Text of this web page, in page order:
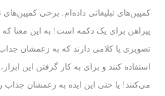
کمپین‌های تبلیغاتی داده‌ام. برخی کمپین‌های
پیراهن برای یک دکمه است! به این معنا که
تصویری یا کلامی دارند که به زعمشان
استفاده کنند و برای به کار گرفتن این
می‌کنند! یا حتی این ایده‌ به زعمشان